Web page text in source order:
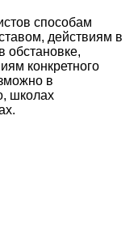
способам
действиям в
обстановке,
конкретного
в
школах